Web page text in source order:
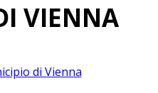
VIENNA